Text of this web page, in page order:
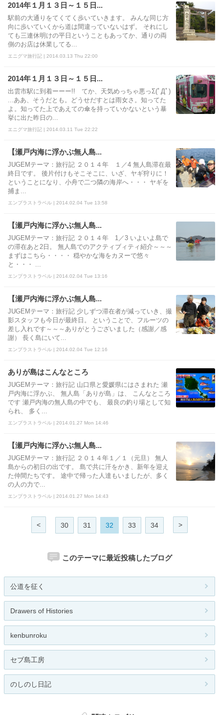
2014年１月１３日～１５日...
駅前の大通りをてくてく歩いていきます。 みんな同じ方
向に歩いていくから道は間違っていないはず。 それにし
ても三連休明けの平日ということもあってか、通りの両
側のお店は休業してる...
エニグマ旅行記 | 2014.03.13 Thu 22:00
2014年１月１３日～１５日...
出雲市駅に到着ーーー!! てか、天気めっちゃ悪っΣ(ﾟДﾟ)
...ああ、そうだとも。どうせだすとは雨女さ。知ってた
よ。知ってた上であえての傘を持っていかないという暴
挙に出た昨日の...
エニグマ旅行記 | 2014.03.11 Tue 22:22
【瀬戸内海に浮かぶ無人島...
JUGEMテーマ：旅行記 ２０１４年 １／4 無人島滞在最
終日です。 後片付けもそこそこに、いざ、ヤギ狩りに！
ということになり、小舟で二つ隣の海岸へ・・・ ヤギを
捕ま...
エンプラストラベル | 2014.02.04 Tue 13:58
【瀬戸内海に浮かぶ無人島...
JUGEMテーマ：旅行記 ２０１４年 1／3 いよいよ島で
の滞在あと2日。 無人島でのアクティブィティ紹介～～～
まずはこちら・・・・ 穏やかな海をカヌーで悠々
と・・・ ...
エンプラストラベル | 2014.02.04 Tue 13:16
【瀬戸内海に浮かぶ無人島...
JUGEMテーマ：旅行記 少しずつ滞在者が減っていき、撮
影スタッフも今日が最終日。 ということで、フルーツの
差し入れです～～～ありがとうございました（感謝／感
謝） 長く島にいて...
エンプラストラベル | 2014.02.04 Tue 12:16
ありが島はこんなところ
JUGEMテーマ：旅行記 山口県と愛媛県にはさまれた 瀬
戸内海に浮かぶ、 無人島「ありが島」は、 こんなところ
です 瀬戸内海の無人島の中でも、 最良の釣り場として知
られ、 多く...
エンプラストラベル | 2014.01.27 Mon 14:46
【瀬戸内海に浮かぶ無人島...
JUGEMテーマ：旅行記 ２０１４年１／１（元旦） 無人
島からの初日の出です。 島で共に汗をかき、新年を迎え
た仲間たちです。 途中で帰った人達もいましたが、多く
の人の力で...
エンプラストラベル | 2014.01.27 Mon 14:43
< 30 31 32 33 34 >
このテーマに最近投稿したブログ
公道を征く
Drawers of Histories
kenbunroku
セブ島工房
のしのし日記